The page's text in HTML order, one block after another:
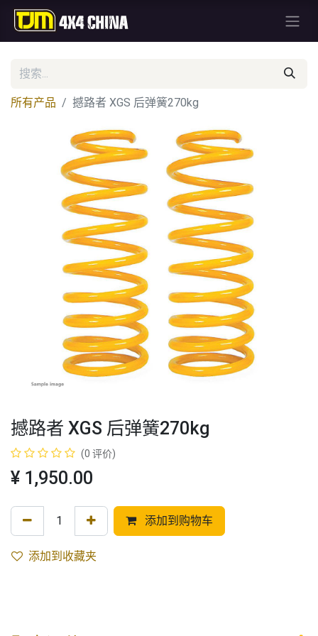
所有产品 撼路者 XGS 后弹簧270kg
撼路者 XGS 后弹簧270kg
(0 评价)
¥ 1,950.00
添加到购物车
添加到收藏夹